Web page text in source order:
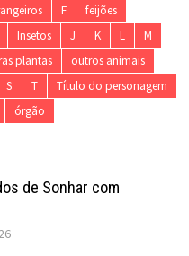
F
feijões
Insetos J K L
M
plantas
outros animais
S T
Título do personagem
órgão
de Sonhar com